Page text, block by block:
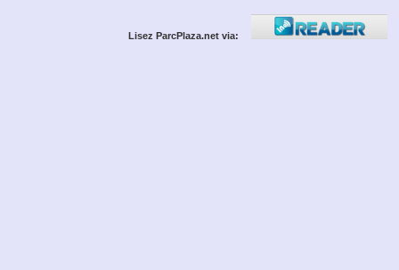
Lisez ParcPlaza.net via: